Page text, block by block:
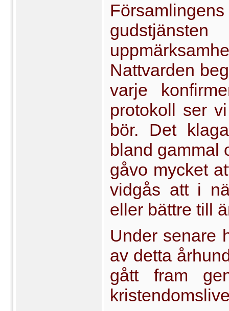
Nattvarden
varje
protokoll ser
bör. Det
bland gammal
gåvo myck­et
vidgås att i
eller bättre till
Under senare
av detta
gått fram